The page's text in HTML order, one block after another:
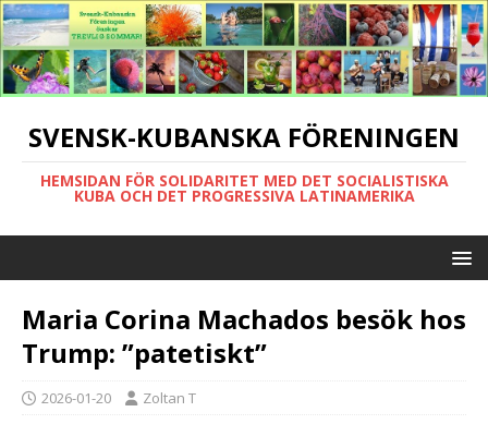
SVENSK-KUBANSKA FÖRENINGEN
HEMSIDAN FÖR SOLIDARITET MED DET SOCIALISTISKA
KUBA OCH DET PROGRESSIVA LATINAMERIKA
Maria Corina Machados besök hos
Trump: ”patetiskt”
2026-01-20 Zoltan T